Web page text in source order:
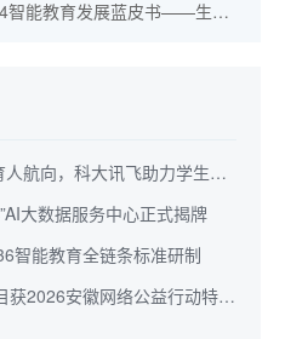
智能教育发展蓝皮书——生成
人航向，科大讯飞助力学生身
大数据服务中心正式揭牌
智能教育全链条标准研制
获2026安徽网络公益行动特别